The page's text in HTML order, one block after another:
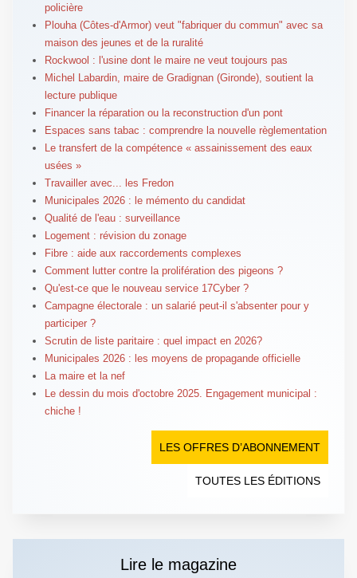
policière
Plouha (Côtes-d'Armor) veut "fabriquer du commun" avec sa
maison des jeunes et de la ruralité
Rockwool : l'usine dont le maire ne veut toujours pas
Michel Labardin, maire de Gradignan (Gironde), soutient la
lecture publique
Financer la réparation ou la reconstruction d'un pont
Espaces sans tabac : comprendre la nouvelle règlementation
Le transfert de la compétence « assainissement des eaux
usées »
Travailler avec... les Fredon
Municipales 2026 : le mémento du candidat
Qualité de l'eau : surveillance
Logement : révision du zonage
Fibre : aide aux raccordements complexes
Comment lutter contre la prolifération des pigeons ?
Qu'est-ce que le nouveau service 17Cyber ?
Campagne électorale : un salarié peut-il s'absenter pour y
participer ?
Scrutin de liste paritaire : quel impact en 2026?
Municipales 2026 : les moyens de propagande officielle
La maire et la nef
Le dessin du mois d'octobre 2025. Engagement municipal :
chiche !
LES OFFRES D’ABONNEMENT
TOUTES LES ÉDITIONS
Lire le magazine